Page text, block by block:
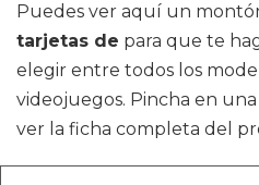
Puedes ver aquí un
tarjetas de para que te
elegir entre todos los
videojuegos. Pincha en
ver la ficha completa del